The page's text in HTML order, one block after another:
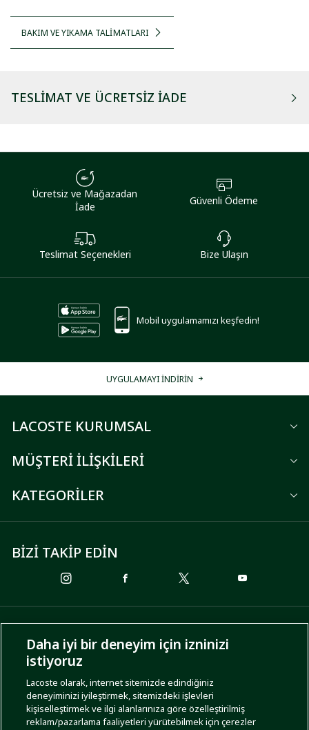
BAKIM VE YIKAMA TALİMATLARI
TESLIMAT VE ÜCRETSIZ İADE
Ücretsiz ve Mağazadan
İade
Güvenli Ödeme
Teslimat Seçenekleri Bize Ulaşın
Mobil uygulamamızı keşfedin!
UYGULAMAYI İNDİRİN
LACOSTE KURUMSAL
MÜŞTERİ İLİŞKİLERİ
KATEGORİLER
BİZİ TAKİP EDİN
ÖDEME SEÇENEKLERİ
KARGO SEÇENEKLERİ
Daha iyi bir deneyim için izninizi
istiyoruz
Lacoste olarak, internet sitemizde edindiğiniz
deneyiminizi iyileştirmek, sitemizdeki işlevleri
kişiselleştirmek ve ilgi alanlarınıza göre özelleştirilmiş
reklam/pazarlama faaliyetleri yürütebilmek için çerezler